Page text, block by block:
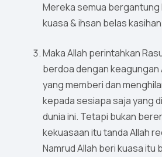
Mereka semua bergantung
kuasa & ihsan belas
Maka Allah perintahkan
berdoa dengan keagungan
yang memberi dan
kepada sesiapa saja yang
dunia ini. Tetapi bukan
kekuasaan itu tanda Allah
Namrud Allah beri kuasa itu